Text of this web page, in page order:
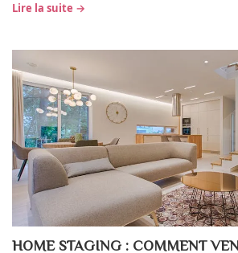
Lire la suite →
HOME STAGING : COMMENT